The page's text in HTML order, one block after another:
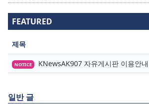
FEATURED
제목
NOTICE KNewsAK907 자유게시판 이용안내
일반 글